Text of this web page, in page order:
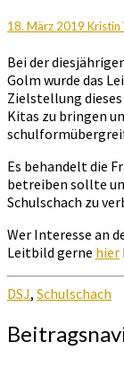
18. März 2019 Kristin
Bei der
Golm wurde das
Zielstellung
Kitas zu bringen
Es behandelt die
betreiben sollte
Schulschach zu
Wer Interesse an
Leitbild gerne hier
DSJ, Schulschach